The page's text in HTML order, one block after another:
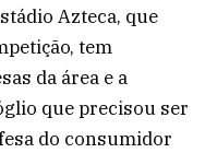
Azteca, que
tem
da área e a
que precisou ser
do consumidor